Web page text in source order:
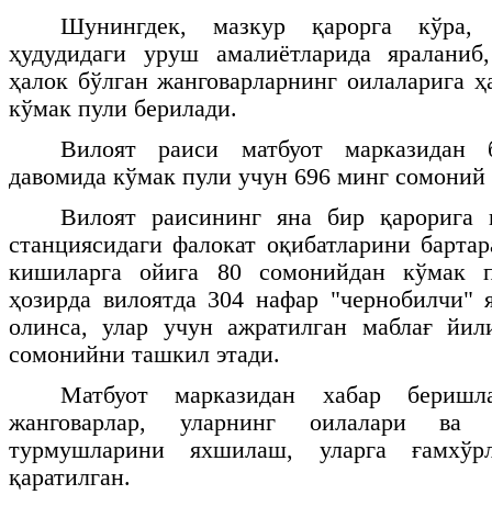
Шунингдек, мазкур қарорга кўра,
ҳудудидаги уруш амалиётларида
ҳалок бўлган жанговарларнинг
кўмак пули берилади.
Вилоят раиси матбуот марказидан
давомида кўмак пули учун 696 минг сомоний
Вилоят раисининг яна бир қарорига
станциясидаги фалокат оқибатларини
кишиларга ойига 80 сомонийдан кўмак
ҳозирда вилоятда 304 нафар "чернобилчи"
олинса, улар учун ажратилган маблағ
сомонийни ташкил этади.
Матбуот марказидан хабар
жанговарлар, уларнинг оилалари ва
турмушларини яхшилаш, уларга
қаратилган.